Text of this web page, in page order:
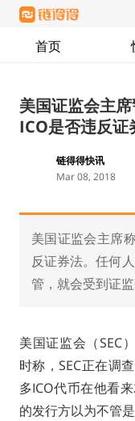
首页
美国证监会主
ICO是否违反证
链得得快讯
Mar 08, 2018
美国证监会主席
反证券法。任何
管，就会受到证监
美国证监会（SEC
时称，SEC正在调
多ICO代币在他看
的发行方以为不管